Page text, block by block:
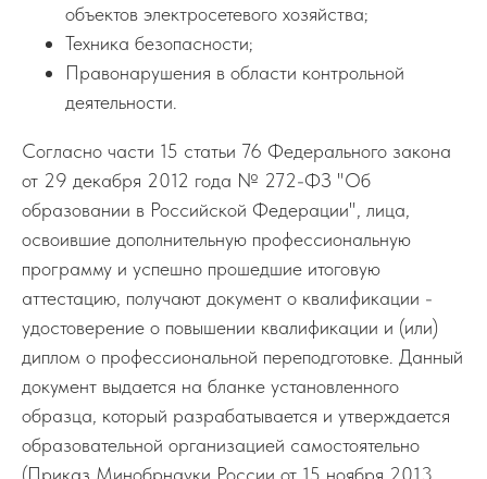
объектов электросетевого хозяйства;
Техника безопасности;
Правонарушения в области контрольной
деятельности.
Согласно части 15 статьи 76 Федерального закона
от 29 декабря 2012 года № 272-ФЗ "Об
образовании в Российской Федерации", лица,
освоившие дополнительную профессиональную
программу и успешно прошедшие итоговую
аттестацию, получают документ о квалификации -
удостоверение о повышении квалификации и (или)
диплом о профессиональной переподготовке. Данный
документ выдается на бланке установленного
образца, который разрабатывается и утверждается
образовательной организацией самостоятельно
(Приказ Минобрнауки России от 15 ноября 2013